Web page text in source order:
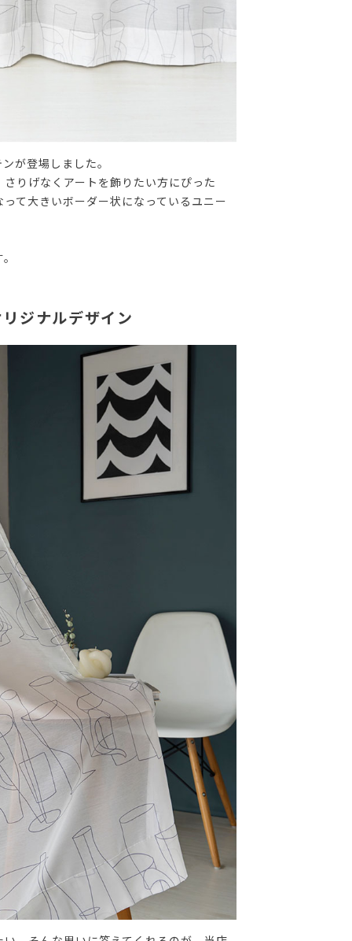
が登場しました。
りげなくアートを飾りたい方にぴった
て大きいボーダー状になっているユニー
ジナルデザイン